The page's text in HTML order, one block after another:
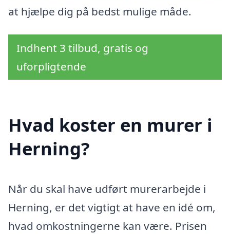
at hjælpe dig på bedst mulige måde.
Indhent 3 tilbud, gratis og
uforpligtende
Hvad koster en murer i
Herning?
Når du skal have udført murerarbejde i
Herning, er det vigtigt at have en idé om,
hvad omkostningerne kan være. Prisen